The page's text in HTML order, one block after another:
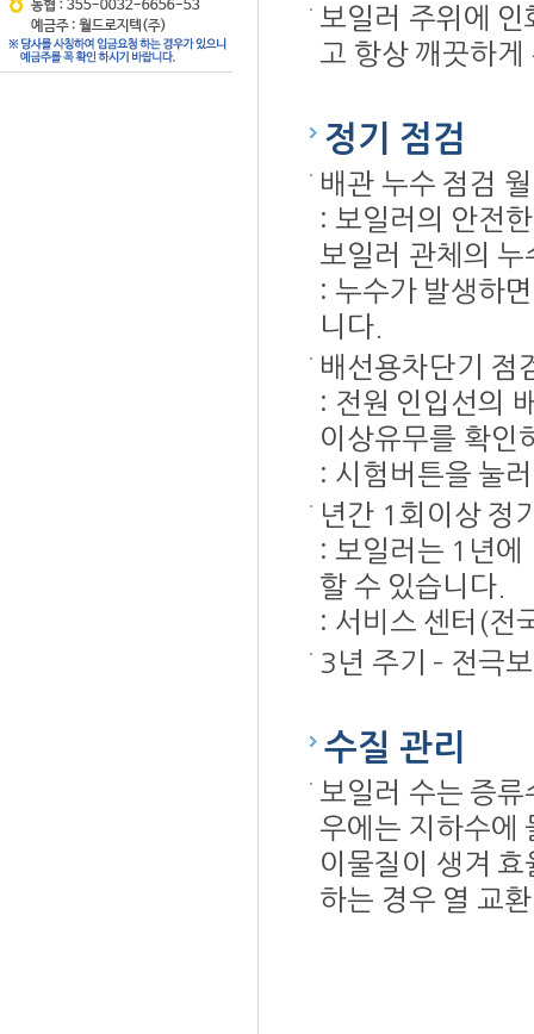
보일러 주위에
고 항상 깨끗하
정기 점검
배관 누수 점검
: 보일러의 안전
보일러 관체의
: 누수가 발생하
니다.
배선용차단기 점
: 전원 인입선의
이상유무를 확인
: 시험버튼을 눌
년간 1회이상 정
: 보일러는 1년에
할 수 있습니다.
: 서비스 센터(
3년 주기 – 전극
수질 관리
보일러 수는 증
우에는 지하수에
이물질이 생겨
하는 경우 열 교